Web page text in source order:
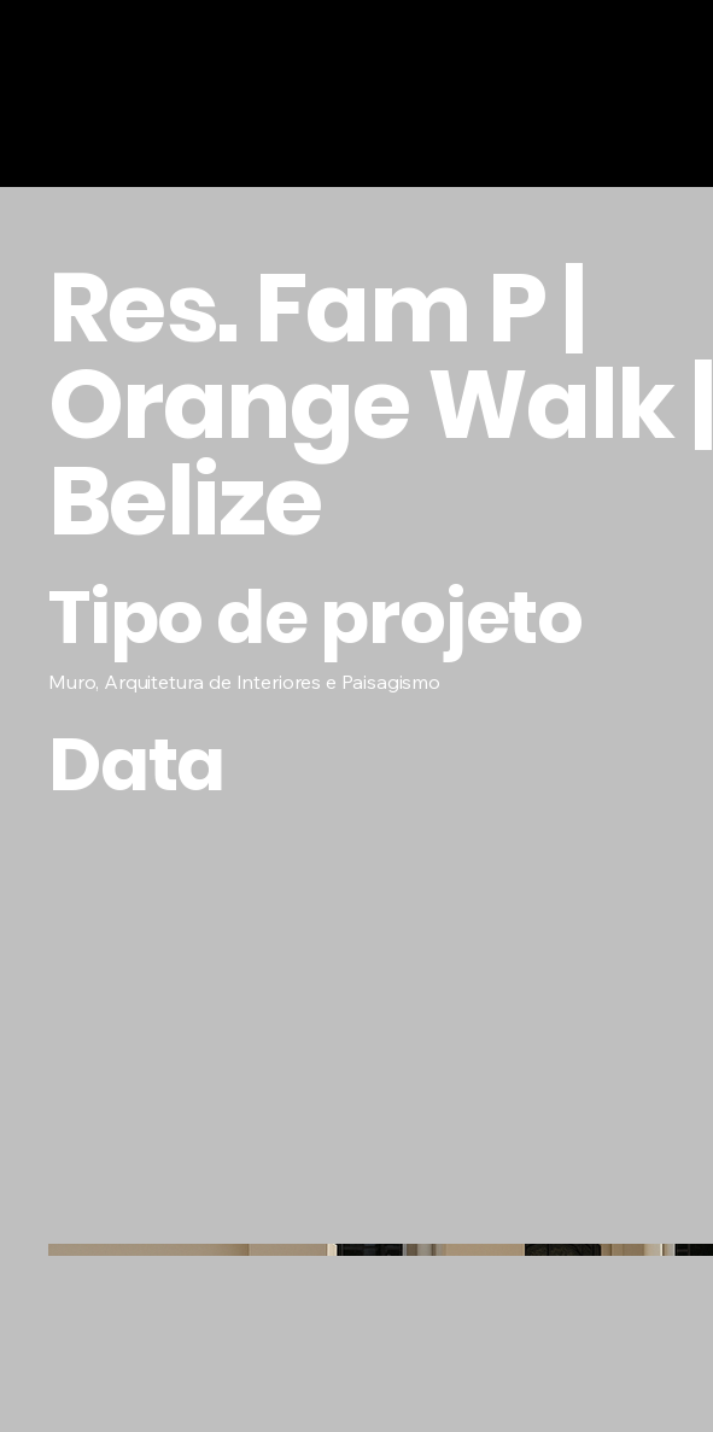
Res. Fam P |
Orange Walk |
Belize
Tipo de projeto
Muro, Arquitetura de Interiores e Paisagismo
Data